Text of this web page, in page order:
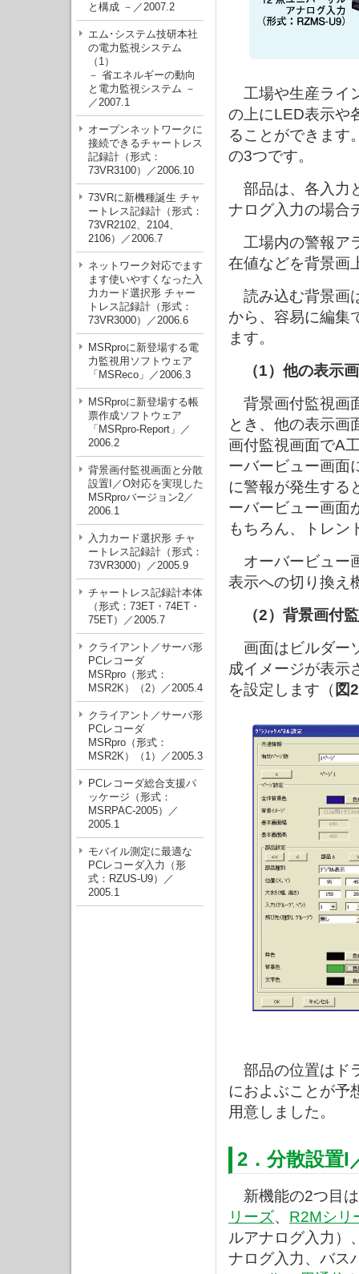
と構成 －／2007.2
エム･システム技研本社
の電力監視システム
（1）
－ 省エネルギーの動向
と電力監視システム －
／2007.1
オープンネットワークに
接続できるチャートレス
記録計（形式：
73VR3100）／2006.10
73VRに新機種誕生 チャ
ートレス記録計（形式：
73VR2102、2104、
2106）／2006.7
ネットワーク対応でます
ます使いやすくなった入
力カード選択形 チャー
トレス記録計（形式：
73VR3000）／2006.6
MSRproに新登場する電
力監視用ソフトウェア
「MSReco」／2006.3
MSRproに新登場する帳
票作成ソフトウェア
「MSRpro-Report」／
2006.2
背景画付監視画面と分散
設置I／O対応を実現した
MSRproバージョン2／
2006.1
入力カード選択形 チャ
ートレス記録計（形式：
73VR3000）／2005.9
チャートレス記録計本体
（形式：73ET・74ET・
75ET）／2005.7
クライアント／サーバ形
PCレコーダ
MSRpro（形式：
MSR2K）（2）／2005.4
クライアント／サーバ形
PCレコーダ
MSRpro（形式：
MSR2K）（1）／2005.3
PCレコーダ総合支援パ
ッケージ（形式：
MSRPAC-2005）／
2005.1
モバイル測定に最適な
PCレコーダ入力（形
式：RZUS-U9）／
2005.1
工場や生産ライ
の上にLED表示や
ることができます
の3つです。
部品は、各入力
ナログ入力の場合
工場内の警報ア
在値などを背景画
読み込む背景画
から、容易に編集
ます。
（1）他の表示
背景画付監視画
とき、他の表示画
画付監視画面でA
ーバービュー画面
に警報が発生する
ーバービュー画面
もちろん、トレン
オーバービュー
表示への切り換え
（2）背景画付
画面はビルダー
成イメージが表示
を設定します（ 図2
部品の位置はド
におよぶことが予
用意しました。
2．分散設置I
新機能の2つ目
リーズ、 R2Mシリ
ルアナログ入力）
ナログ入力、バス